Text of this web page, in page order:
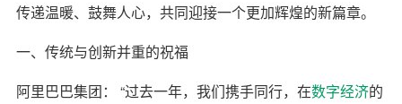
传递温暖、鼓舞人心，共同迎接一个更加辉煌的新篇章。
一、传统与创新并重的祝福
阿里巴巴集团： “过去一年，我们携手同行，在数字经济的